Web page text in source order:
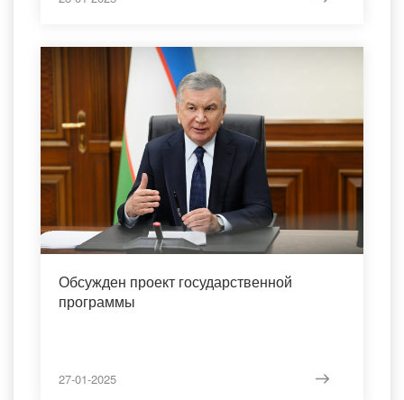
Обсужден проект государственной
программы
27-01-2025